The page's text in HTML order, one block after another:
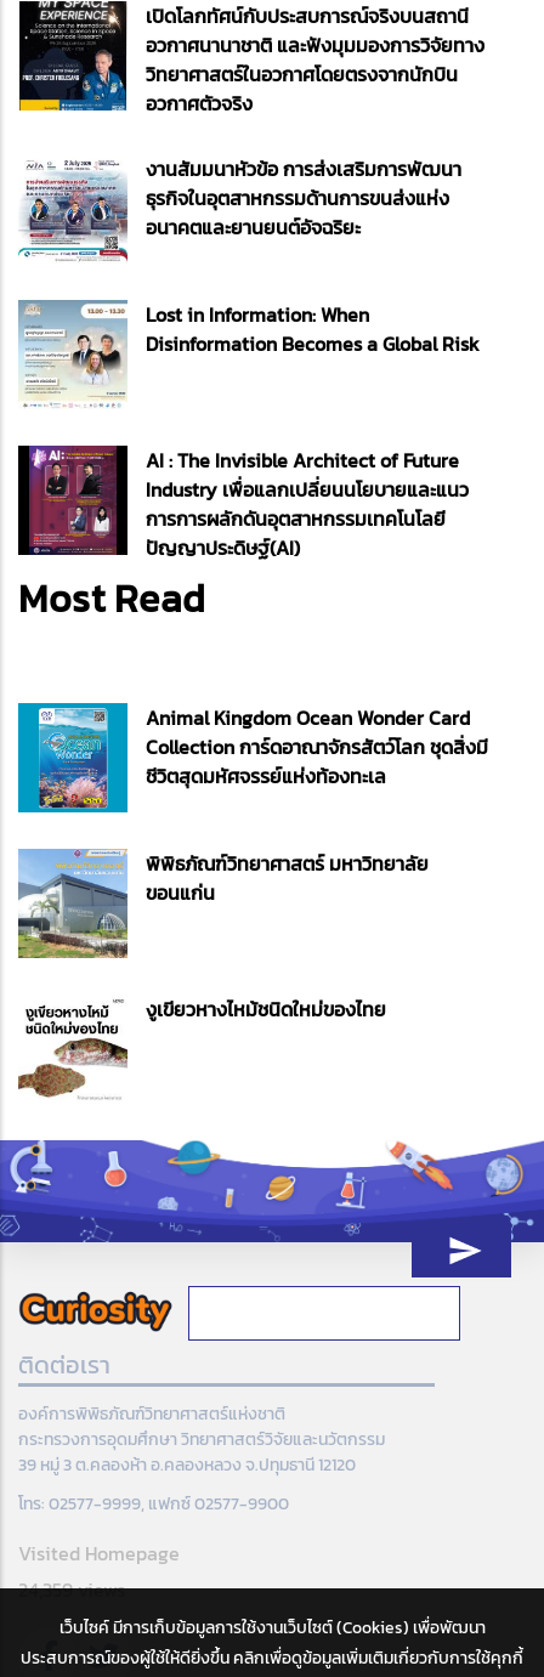
เปิดโลกทัศน์กับประสบการณ์จริงบนสถานี
อวกาศนานาชาติ และฟังมุมมองการวิจัยทาง
วิทยาศาสตร์ในอวกาศโดยตรงจากนักบิน
อวกาศตัวจริง
งานสัมมนาหัวข้อ การส่งเสริมการพัฒนา
ธุรกิจในอุตสาหกรรมด้านการขนส่งแห่ง
อนาคตและยานยนต์อัจฉริยะ
Lost in Information: When
Disinformation Becomes a Global Risk
AI : The Invisible Architect of Future
Industry เพื่อแลกเปลี่ยนนโยบายและแนว
การการผลักดันอุตสาหกรรมเทคโนโลยี
ปัญญาประดิษฐ์(AI)
Most Read
Animal Kingdom Ocean Wonder Card
Collection การ์ดอาณาจักรสัตว์โลก ชุดสิ่งมี
ชีวิตสุดมหัศจรรย์แห่งท้องทะเล
พิพิธภัณฑ์วิทยาศาสตร์ มหาวิทยาลัย
ขอนแก่น
งูเขียวหางไหม้ชนิดใหม่ของไทย
ติดต่อเรา
องค์การพิพิธภัณฑ์วิทยาศาสตร์แห่งชาติ
กระทรวงการอุดมศึกษา วิทยาศาสตร์วิจัยและนวัตกรรม
39 หมู่ 3 ต.คลองห้า อ.คลองหลวง จ.ปทุมธานี 12120
โทร: 02577-9999, แฟกซ์ 02577-9900
Visited Homepage
24,359 views
เว็บไซค์ มีการเก็บข้อมูลการใช้งานเว็บไซต์ (Cookies) เพื่อพัฒนา
ประสบการณ์ของผู้ใช้ให้ดียิ่งขึ้น คลิกเพื่อดูข้อมูลเพิ่มเติมเกี่ยวกับการใช้คุกกี้